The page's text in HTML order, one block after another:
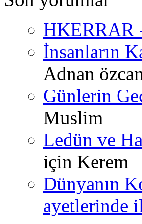
HKERRAR
İnsanların
Adnan
Günlerin
Muslim
Ledün ve
için Kerem
Dünyanın
ayetlerinde